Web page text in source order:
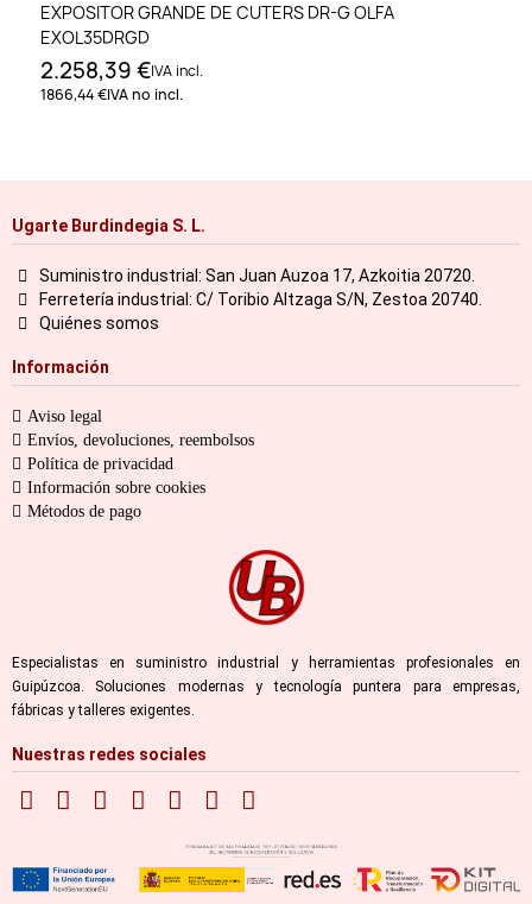
EXPOSITOR GRANDE DE CUTERS DR-G OLFA
EXOL35DRGD
2.258,39 €IVA incl.
1866,44 €IVA no incl.
Ugarte Burdindegia S. L.
Suministro industrial: San Juan Auzoa 17, Azkoitia 20720.
Ferretería industrial: C/ Toribio Altzaga S/N, Zestoa 20740.
Quiénes somos
Información
Aviso legal
Envíos, devoluciones, reembolsos
Política de privacidad
Información sobre cookies
Métodos de pago
Especialistas en suministro industrial y herramientas profesionales en
Guipúzcoa. Soluciones modernas y tecnología puntera para empresas,
fábricas y talleres exigentes.
Nuestras redes sociales